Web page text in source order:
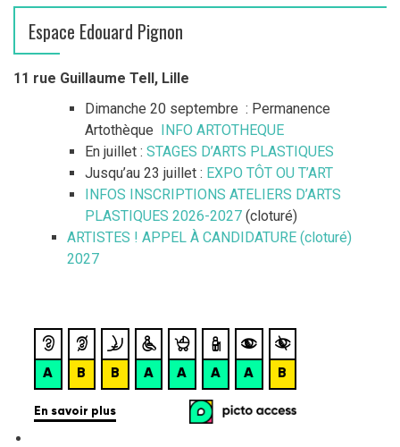
h
r
c
Espace Edouard Pignon
11 rue Guillaume Tell, Lille
Dimanche 20 septembre : Permanence
Artothèque
INFO ARTOTHEQUE
En juillet : STAGES D’ARTS PLASTIQUES
Jusqu’au 23 juillet : EXPO TÔT OU T’ART
INFOS INSCRIPTIONS ATELIERS D’ARTS
PLASTIQUES 2026-2027 (cloturé)
ARTISTES ! APPEL À CANDIDATURE (cloturé)
2027